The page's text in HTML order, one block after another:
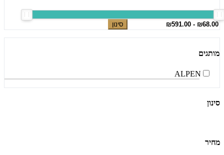
סינון
מותגים
ALPEN
סינון
מחיר